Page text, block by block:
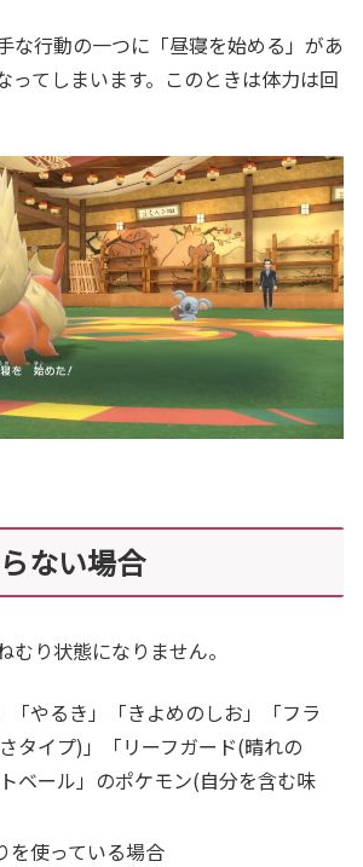
な行動の一つに「昼寝を始める」があ
ってしまいます。このときは体力は回
ない場合
むり状態になりません。
「やるき」「きよめのしお」「フラ
タイプ)」「リーフガード(晴れの
ベール」のポケモン(自分を含む味
を使っている場合